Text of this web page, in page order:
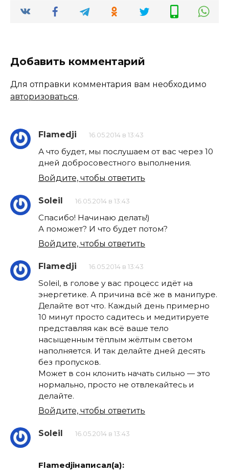
Добавить комментарий
Для отправки комментария вам необходимо
авторизоваться.
Flamedji 16.05.2014 в 13:43
А что будет, мы послушаем от вас через 10
дней добросовестного выполнения.
Войдите, чтобы ответить
Soleil 16.05.2014 в 13:43
Спасибо! Начинаю делать!)
А поможет? И что будет потом?
Войдите, чтобы ответить
Flamedji 16.05.2014 в 13:43
Soleil, в голове у вас процесс идёт на
энергетике. А причина всё же в манипуре.
Делайте вот что. Каждый день примерно
10 минут просто садитесь и медитируете
представляя как всё ваше тело
насыщенным тёплым жёлтым светом
наполняется. И так делайте дней десять
без пропусков.
Может в сон клонить начать сильно — это
нормально, просто не отвлекайтесь и
делайте.
Войдите, чтобы ответить
Soleil 16.05.2014 в 13:43
Flamedjiнаписал(а):